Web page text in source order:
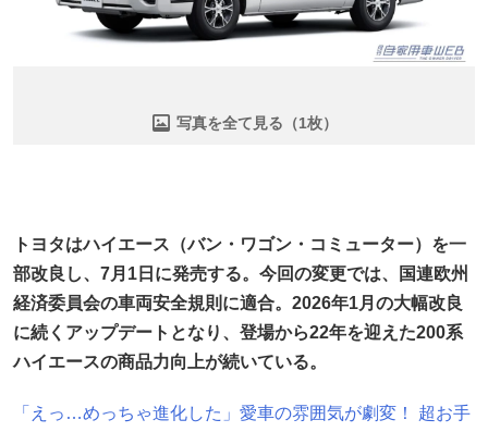
写真を全て見る（1枚）
トヨタはハイエース（バン・ワゴン・コミューター）を一
部改良し、7月1日に発売する。今回の変更では、国連欧州
経済委員会の車両安全規則に適合。2026年1月の大幅改良
に続くアップデートとなり、登場から22年を迎えた200系
ハイエースの商品力向上が続いている。
「えっ…めっちゃ進化した」愛車の雰囲気が劇変！ 超お手